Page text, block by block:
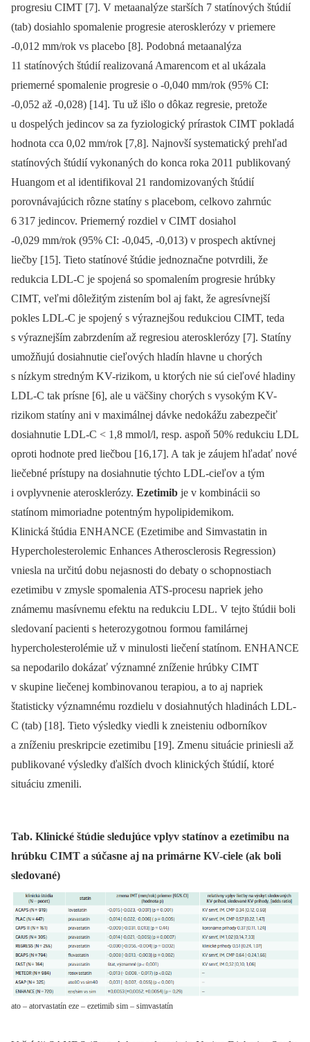
progresiu CIMT [7]. V metaanalýze starších 7 statínových štúdií
(tab) dosiahlo spomalenie progresie aterosklerózy v priemere
-0,012 mm/rok vs placebo [8]. Podobná metaanalýza
11 statínových štúdií realizovaná Amarencom et al ukázala
priemerné spomalenie progresie o -0,040 mm/rok (95% CI:
-0,052 až -0,028) [14]. Tu už išlo o dôkaz regresie, pretože
u dospelých jedincov sa za fyziologický prírastok CIMT pokladá
hodnota cca 0,02 mm/rok [7,8]. Najnovší systematický prehľad
statínových štúdií vykonaných do konca roka 2011 publikovaný
Huangom et al identifikoval 21 randomizovaných štúdií
porovnávajúcich rôzne statíny s placebom, celkovo zahrnúc
6 317 jedincov. Priemerný rozdiel v CIMT dosiahol
-0,029 mm/rok (95% CI: -0,045, -0,013) v prospech aktív­nej
liečby [15]. Tieto statínové štúdie jednoznačne potvrdili, že
redukcia LDL-C je spojená so spomalením progresie hrúbky
CIMT, veľmi dôležitým zistením bol aj fakt, že agresívnejší
pokles LDL-C je spojený s výraznejšou redukciou CIMT, teda
s výraznejším zabrzdením až regresiou aterosklerózy [7]. Statíny
umožňujú dosiahnutie cieľových hladín hlavne u chorých
s nízkym stredným KV-rizi­kom, u ktorých nie sú cieľové hladiny
LDL-C tak prísne [6], ale u väčšiny chorých s vysokým KV-
rizikom statíny ani v maximálnej dávke nedokážu zabezpečiť
dosiahnutie LDL-C < 1,8 mmol/l, resp. aspoň 50% redukciu LDL
oproti hodnote pred liečbou [16,17]. A tak je záujem hľadať nové
liečebné prístupy na dosiahnutie týchto LDL-cieľov a tým
i ovplyvnenie aterosklerózy. Ezetimib je v kombinácii so
statínom mimoriadne potentným hypolipidemikom.
Klinická štúdia ENHANCE (Ezetimibe and Simvastatin in
Hypercholesterolemic Enhances Atherosclerosis Regression)
vniesla na určitú dobu nejasnosti do debaty o schopnostiach
ezetimibu v zmysle spomalenia ATS-procesu napriek jeho
známemu masívnemu efektu na redukciu LDL. V tejto štúdii boli
sledovaní pacienti s hetero­zygotnou formou familárnej
hypercholesterolémie už v minulosti liečení statínom. ENHANCE
sa nepodarilo dokázať významné zníženie hrúbky CIMT
v skupine liečenej kombinovanou terapiou, a to aj napriek
štatisticky významnému rozdielu v dosiahnutých hladinách LDL-
C (tab) [18]. Tieto výsledky viedli k zneisteniu odborníkov
a zníženiu preskripcie ezetimibu [19]. Zmenu situácie priniesli až
publikované výsledky ďalších dvoch klinických štúdií, ktoré
situáciu zmenili.
Tab. Klinické štúdie sledujúce vplyv statínov a ezetimibu na
hrúbku CIMT a súčasne aj na primárne KV-ciele (ak boli
sledované)
ato – atorvastatín eze – ezetimib sim – simvastatín